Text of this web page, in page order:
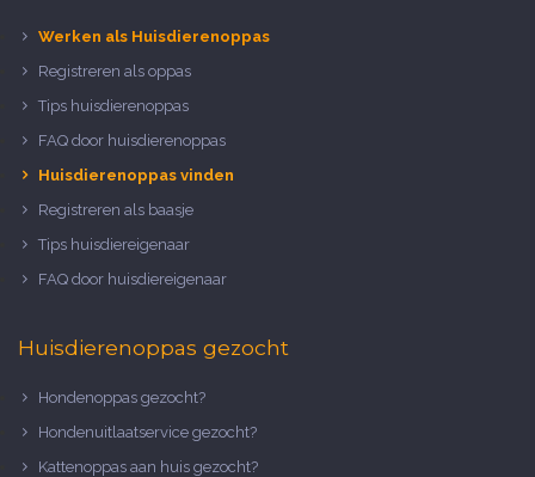
Werken als Huisdierenoppas
Registreren als oppas
Tips huisdierenoppas
FAQ door huisdierenoppas
Huisdierenoppas vinden
Registreren als baasje
Tips huisdiereigenaar
FAQ door huisdiereigenaar
Huisdierenoppas gezocht
Hondenoppas gezocht?
Hondenuitlaatservice gezocht?
Kattenoppas aan huis gezocht?